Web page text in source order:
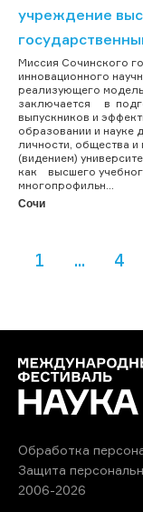
учреждение
Миссия Сочинского
инновационного
реализующего
заключается в
выпускников и
образовании и науке
личности, общества и
(видением)
как высшего
многопрофильн...
Сочи
1 ... 4
Обработка
Защита
2006-2026